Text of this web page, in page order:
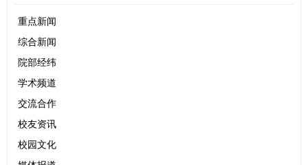
重点新闻
综合新闻
院部经纬
学术频道
交流合作
校友资讯
校园文化